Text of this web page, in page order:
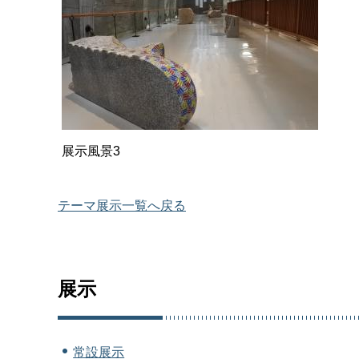
展示風景3
テーマ展示一覧へ戻る
展示
常設展示